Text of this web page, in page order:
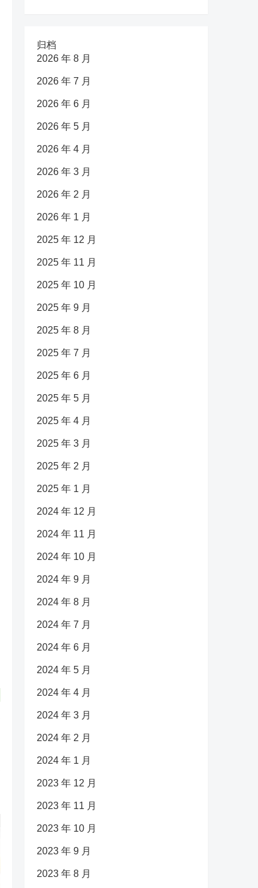
归档
2026 年 8 月
2026 年 7 月
2026 年 6 月
2026 年 5 月
2026 年 4 月
2026 年 3 月
2026 年 2 月
2026 年 1 月
2025 年 12 月
2025 年 11 月
2025 年 10 月
2025 年 9 月
2025 年 8 月
2025 年 7 月
2025 年 6 月
2025 年 5 月
2025 年 4 月
2025 年 3 月
2025 年 2 月
2025 年 1 月
2024 年 12 月
2024 年 11 月
2024 年 10 月
2024 年 9 月
2024 年 8 月
2024 年 7 月
2024 年 6 月
2024 年 5 月
2024 年 4 月
2024 年 3 月
2024 年 2 月
2024 年 1 月
2023 年 12 月
2023 年 11 月
2023 年 10 月
2023 年 9 月
2023 年 8 月